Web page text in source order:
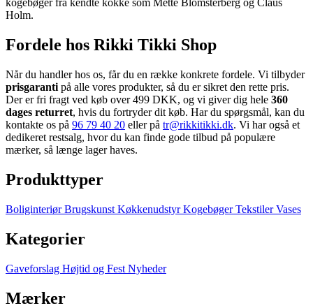
kogebøger fra kendte kokke som Mette Blomsterberg og Claus
Holm.
Fordele hos Rikki Tikki Shop
Når du handler hos os, får du en række konkrete fordele. Vi tilbyder
prisgaranti på alle vores produkter, så du er sikret den rette pris.
Der er fri fragt ved køb over 499 DKK, og vi giver dig hele 360
dages returret, hvis du fortryder dit køb. Har du spørgsmål, kan du
kontakte os på 96 79 40 20 eller på tr@rikkitikki.dk. Vi har også et
dedikeret restsalg, hvor du kan finde gode tilbud på populære
mærker, så længe lager haves.
Produkttyper
BoliginteriørBrugskunst KøkkenudstyrKogebøgerTekstilerVases
Kategorier
Gaveforslag Højtid og Fest Nyheder
Mærker